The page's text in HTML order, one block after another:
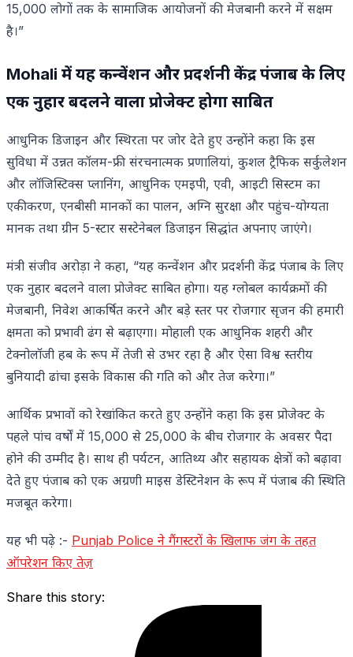
15,000 लोगों तक के सामाजिक आयोजनों की मेजबानी करने में सक्षम
है।”
Mohali में यह कन्वेंशन और प्रदर्शनी केंद्र पंजाब के लिए
एक नुहार बदलने वाला प्रोजेक्ट होगा साबित
आधुनिक डिजाइन और स्थिरता पर जोर देते हुए उन्होंने कहा कि इस
सुविधा में उन्नत कॉलम-फ्री संरचनात्मक प्रणालियां, कुशल ट्रैफिक सर्कुलेशन
और लॉजिस्टिक्स प्लानिंग, आधुनिक एमइपी, एवी, आइटी सिस्टम का
एकीकरण, एनबीसी मानकों का पालन, अग्नि सुरक्षा और पहुंच-योग्यता
मानक तथा ग्रीन 5-स्टार सस्टेनेबल डिजाइन सिद्धांत अपनाए जाएंगे।
मंत्री संजीव अरोड़ा ने कहा, “यह कन्वेंशन और प्रदर्शनी केंद्र पंजाब के लिए
एक नुहार बदलने वाला प्रोजेक्ट साबित होगा। यह ग्लोबल कार्यक्रमों की
मेजबानी, निवेश आकर्षित करने और बड़े स्तर पर रोजगार सृजन की हमारी
क्षमता को प्रभावी ढंग से बढ़ाएगा। मोहाली एक आधुनिक शहरी और
टेक्नोलॉजी हब के रूप में तेजी से उभर रहा है और ऐसा विश्व स्तरीय
बुनियादी ढांचा इसके विकास की गति को और तेज करेगा।”
आर्थिक प्रभावों को रेखांकित करते हुए उन्होंने कहा कि इस प्रोजेक्ट के
पहले पांच वर्षों में 15,000 से 25,000 के बीच रोजगार के अवसर पैदा
होने की उम्मीद है। साथ ही पर्यटन, आतिथ्य और सहायक क्षेत्रों को बढ़ावा
देते हुए पंजाब को एक अग्रणी माइस डेस्टिनेशन के रूप में पंजाब की स्थिति
मजबूत करेगा।
यह भी पढ़े :- Punjab Police ने गैंगस्टरों के खिलाफ जंग के तहत
ऑपरेशन किए तेज़
Share this story: